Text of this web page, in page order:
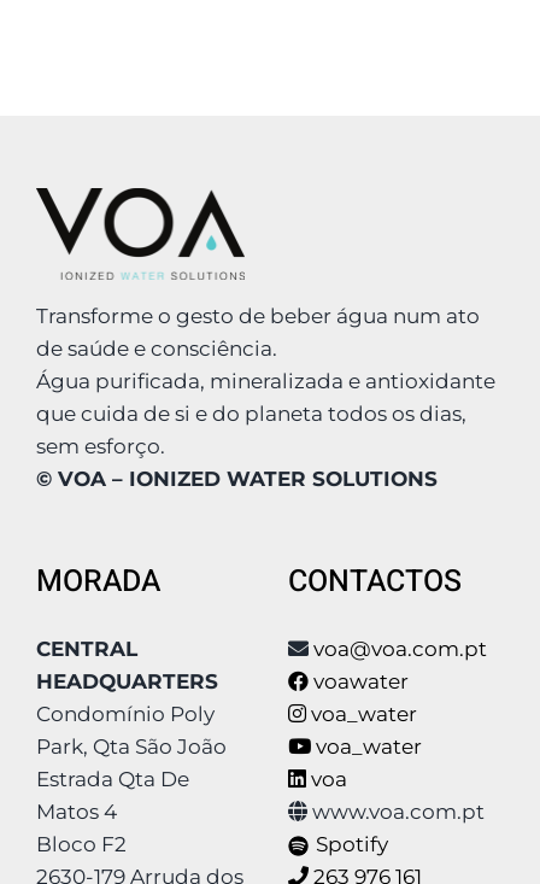
Transforme o gesto de beber água num ato
de saúde e consciência.
Água purificada, mineralizada e antioxidante
que cuida de si e do planeta todos os dias,
sem esforço.
© VOA – IONIZED WATER SOLUTIONS
MORADA
CENTRAL
HEADQUARTERS
Condomínio Poly
Park, Qta São João
Estrada Qta De
Matos 4
Bloco F2
2630-179 Arruda dos
CONTACTOS
voa@voa.com.pt
voawater
voa_water
voa_water
voa
www.voa.com.pt
Spotify
263 976 161